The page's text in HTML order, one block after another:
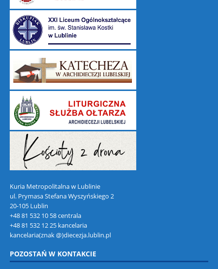
Kuria Metropolitalna w Lublinie
ul. Prymasa Stefana Wyszyńskiego 2
20-105 Lublin
+48 81 532 10 58 centrala
+48 81 532 12 25 kancelaria
kancelaria(znak @)diecezja.lublin.pl
POZOSTAŃ W KONTAKCIE